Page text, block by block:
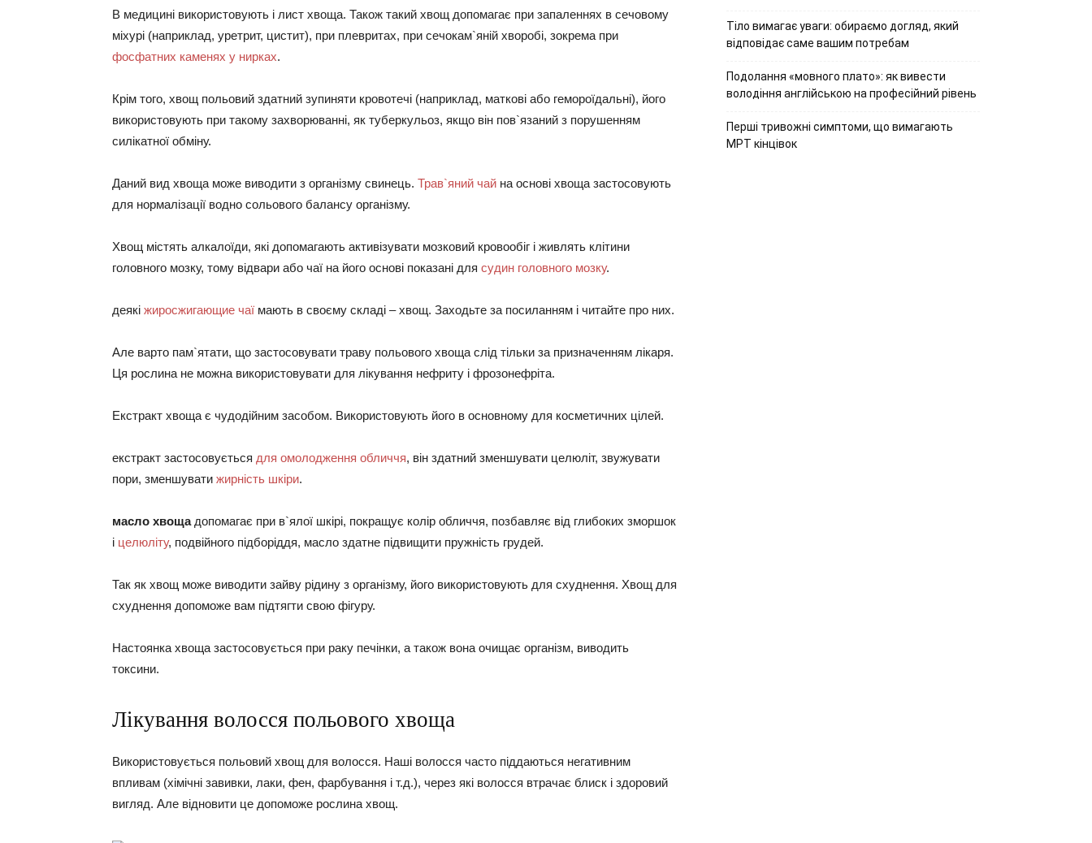
В медицині використовують і лист хвоща. Також такий хвощ допомагає при запаленнях в сечовому
міхурі (наприклад, уретрит, цистит), при плевритах, при сечокам`яній хворобі, зокрема при
фосфатних каменях у нирках.
Крім того, хвощ польовий здатний зупиняти кровотечі (наприклад, маткові або гемороїдальні), його
використовують при такому захворюванні, як туберкульоз, якщо він пов`язаний з порушенням
силікатної обміну.
Даний вид хвоща може виводити з організму свинець. Трав`яний чай на основі хвоща застосовують
для нормалізації водно сольового балансу організму.
Хвощ містять алкалоїди, які допомагають активізувати мозковий кровообіг і живлять клітини
головного мозку, тому відвари або чаї на його основі показані для судин головного мозку.
деякі жиросжигающие чаї мають в своєму складі – хвощ. Заходьте за посиланням і читайте про них.
Але варто пам`ятати, що застосовувати траву польового хвоща слід тільки за призначенням лікаря.
Ця рослина не можна використовувати для лікування нефриту і фрозонефріта.
Екстракт хвоща є чудодійним засобом. Використовують його в основному для косметичних цілей.
екстракт застосовується для омолодження обличчя, він здатний зменшувати целюліт, звужувати
пори, зменшувати жирність шкіри.
масло хвощадопомагає при в`ялої шкірі, покращує колір обличчя, позбавляє від глибоких зморшок
і целюліту, подвійного підборіддя, масло здатне підвищити пружність грудей.
Так як хвощ може виводити зайву рідину з організму, його використовують для схуднення. Хвощ для
схуднення допоможе вам підтягти свою фігуру.
Настоянка хвоща застосовується при раку печінки, а також вона очищає організм, виводить
токсини.
Лікування волосся польового хвоща
Використовується польовий хвощ для волосся. Наші волосся часто піддаються негативним
впливам (хімічні завивки, лаки, фен, фарбування і т.д.), через які волосся втрачає блиск і здоровий
вигляд. Але відновити це допоможе рослина хвощ.
Тіло вимагає уваги: обираємо догляд, який
відповідає саме вашим потребам
Подолання «мовного плато»: як вивести
володіння англійською на професійний рівень
Перші тривожні симптоми, що вимагають
МРТ кінцівок